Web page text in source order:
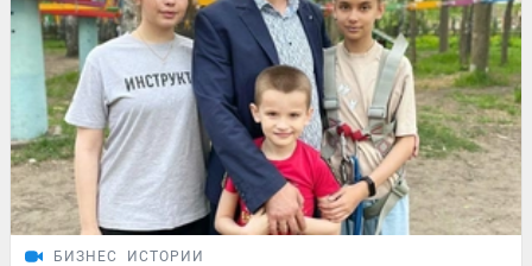
БИЗНЕС ИСТОРИИ